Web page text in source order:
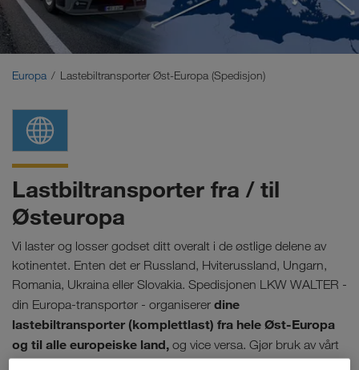
Midtøsten
Europa Lastebiltransporter Øst-Europa (Spedisjon)
Lastbiltransporter fra / til
Østeuropa
Vi laster og losser godset ditt overalt i de østlige delene av
kotinentet. Enten det er Russland, Hviterussland, Ungarn,
Romania, Ukraina eller Slovakia. Spedisjonen LKW WALTER -
din Europa-transportør - organiserer dine
lastebiltransporter (komplettlast) fra hele Øst-Europa
og til alle europeiske land, og vice versa. Gjør bruk av vårt